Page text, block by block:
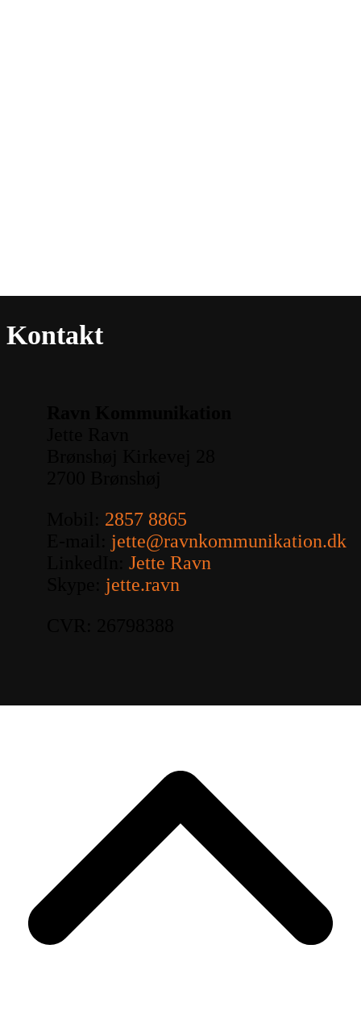
Kontakt
2857 8865
jette@ravnkommunikation.dk
Jette Ravn
jette.ravn